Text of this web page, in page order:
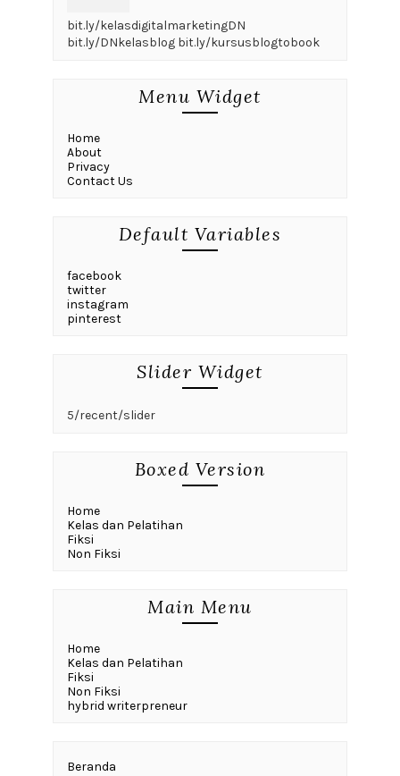
bit.ly/kelasdigitalmarketingDN
bit.ly/DNkelasblog bit.ly/kursusblogtobook
Menu Widget
Home
About
Privacy
Contact Us
Default Variables
facebook
twitter
instagram
pinterest
Slider Widget
5/recent/slider
Boxed Version
Home
Kelas dan Pelatihan
Fiksi
Non Fiksi
Main Menu
Home
Kelas dan Pelatihan
Fiksi
Non Fiksi
hybrid writerpreneur
Beranda